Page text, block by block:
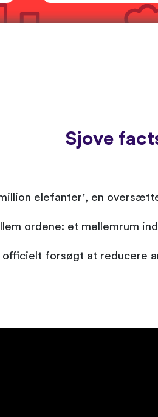
Sjove
elefanter', en
ordene: et mellemrum
forsøgt at reducere